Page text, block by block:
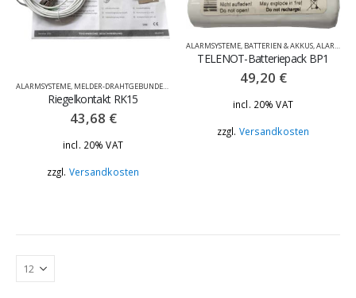
ALARMSYSTEME, MELDER-DRAHTGEBUNDEN RIEGEL UND SCHALTKONTAKTE ALARMSYSTEM-
Riegelkontakt RK15
43,68 €
incl. 20% VAT
zzgl. Versandkosten
ALARMSYSTEME, BATTERIEN & AKKUS,ALARMSYSTEM-TELENOT
TELENOT-Batteriepack BP1
49,20 €
incl. 20% VAT
zzgl. Versandkosten